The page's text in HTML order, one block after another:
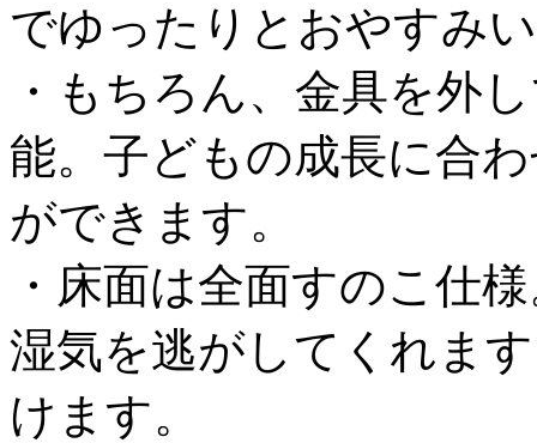
でゆったりとおやすみ
・もちろん、金具を外
能。子どもの成長に合
ができます。
・床面は全面すのこ仕
湿気を逃がしてくれま
けます。